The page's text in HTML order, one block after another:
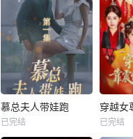
慕总夫人带娃跑
已完结 已完结